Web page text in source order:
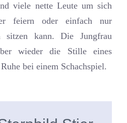
viele nette Leute um sich
feiern oder einfach nur
sitzen kann. Die Jungfrau
wieder die Stille eines
bei einem Schachspiel.